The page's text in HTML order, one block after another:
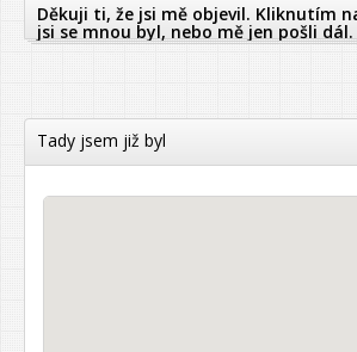
Děkuji ti, že jsi mě objevil. Kliknutím
jsi se mnou byl, nebo mě jen pošli dál.
Tady jsem již byl